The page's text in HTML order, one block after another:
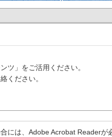
ツ」をご活用ください。
ください。
には、Adobe Acrobat Readerが